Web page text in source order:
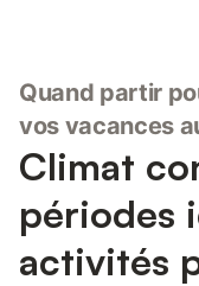
Quand partir
vos vacances
Climat
périodes
activités